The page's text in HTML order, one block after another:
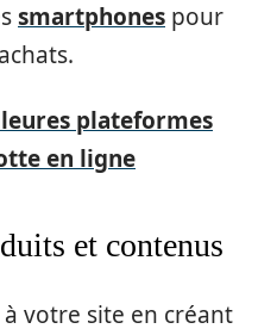
smartphones pour
plateformes
en ligne
et contenus
votre site en créant